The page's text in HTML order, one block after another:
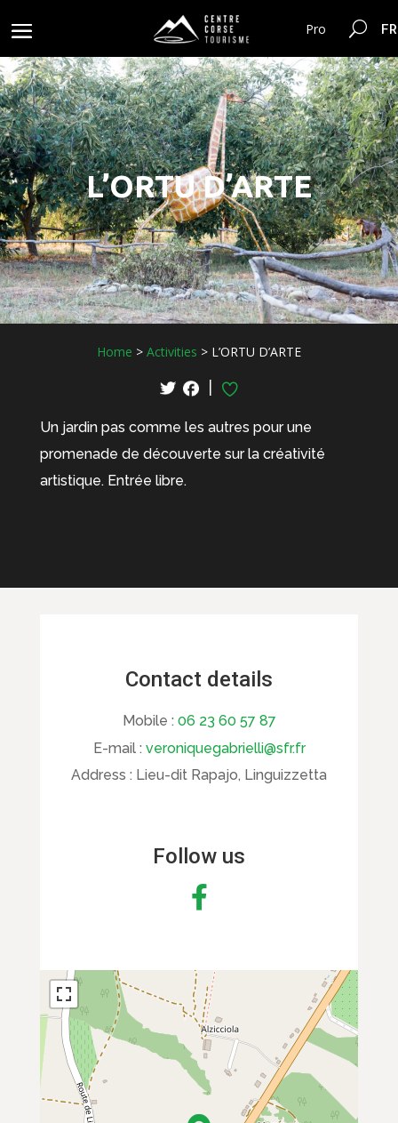
Pro
L’ORTU D’ARTE
Home > Activities > L’ORTU D’ARTE
|
Un jardin pas comme les autres pour une
promenade de découverte sur la créativité
artistique. Entrée libre.
Contact details
Mobile : 06 23 60 57 87
E-mail : veroniquegabrielli@sfr.fr
Address : Lieu-dit Rapajo, Linguizzetta
Follow us